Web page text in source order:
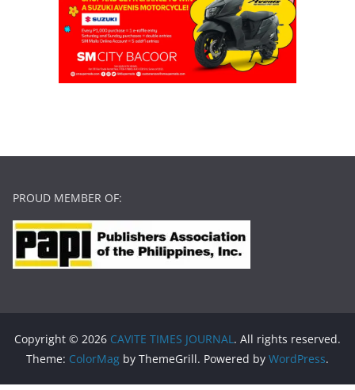
PROUD MEMBER OF:
Copyright © 2026 CAVITE TIMES JOURNAL. All rights reserved.
Theme: ColorMag by ThemeGrill. Powered by WordPress.